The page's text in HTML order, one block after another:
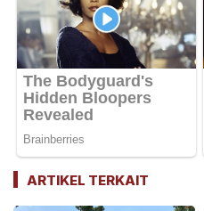
ARTIKEL TERKAIT